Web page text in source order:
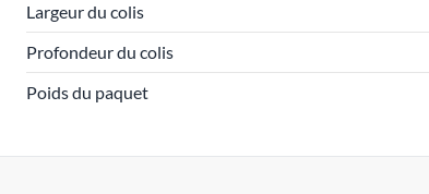
Largeur du colis
Profondeur du colis
Poids du paquet